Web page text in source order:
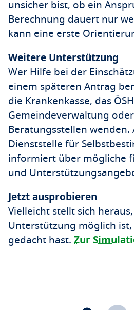
unsicher bist, ob ein
Berechnung dauert nur
kann eine erste
Weitere Unterstützung
Wer Hilfe bei der
einem späteren Antrag
die Krankenkasse, das
Gemeindeverwaltung
Beratungsstellen wenden.
Dienststelle für
informiert über mögliche
und
Jetzt ausprobieren
Vielleicht stellt sich
Unterstützung möglich ist,
gedacht hast. Zur